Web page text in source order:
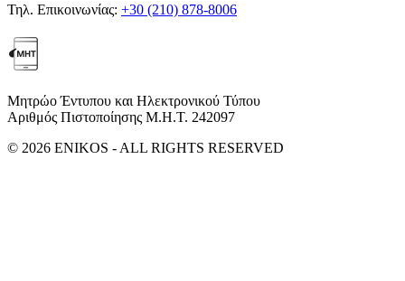
Τηλ. Επικοινωνίας: +30 (210) 878-8006
Μητρώο Έντυπου και Ηλεκτρονικού Τύπου
Αριθμός Πιστοποίησης Μ.Η.Τ. 242097
© 2026 ENIKOS - ALL RIGHTS RESERVED